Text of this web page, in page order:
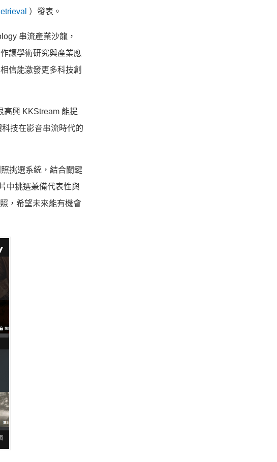
）發表。
串流產業沙龍，
讓學術研究與產業應
信能激發更多科技創
高興 KKStream 能提
技在影音串流時代的
挑選系統，結合關鍵
中挑選兼備代表性與
，希望未來能有機會